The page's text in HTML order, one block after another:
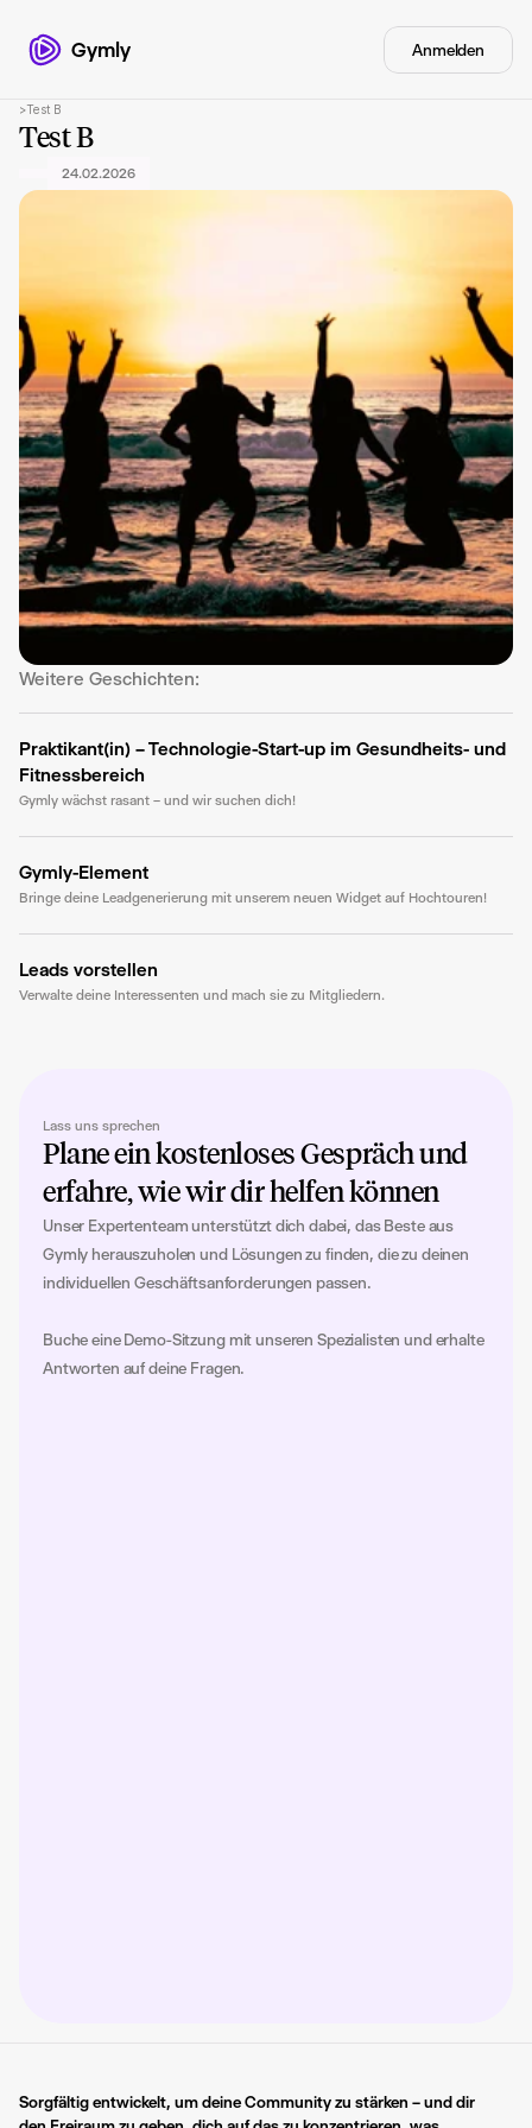
Gymly Anmelden
>Test B
Test B
24.02.2026
Weitere Geschichten:
Praktikant(in) – Technologie-Start-up im Gesundheits- und
Fitnessbereich
Gymly wächst rasant – und wir suchen dich!
Gymly-Element
Bringe deine Leadgenerierung mit unserem neuen Widget auf Hochtouren!
Leads vorstellen
Verwalte deine Interessenten und mach sie zu Mitgliedern.
Lass uns sprechen
Plane ein kostenloses Gespräch und
erfahre, wie wir dir helfen können
Unser Expertenteam unterstützt dich dabei, das Beste aus
Gymly herauszuholen und Lösungen zu finden, die zu deinen
individuellen Geschäftsanforderungen passen.
Buche eine Demo-Sitzung mit unseren Spezialisten und erhalte
Antworten auf deine Fragen.
Sorgfältig entwickelt, um deine Community zu stärken – und dir